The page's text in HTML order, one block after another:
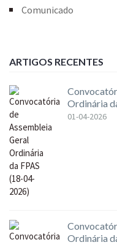
Comunicado
ARTIGOS RECENTES
Ordinária
01-04-2026
Ordinária